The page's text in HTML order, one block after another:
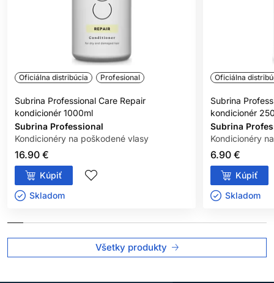
Oficiálna distribúcia Profesional
Subrina Professional Care Repair
kondicionér 1000ml
Subrina Professional
Kondicionéry na poškodené vlasy
16.90 €
Kúpiť
Skladom ㅤ
Oficiálna
Subrina
kondicionér
Subrina
Kondicionéry
6.90 €
Kúpiť
Skladom ㅤ
Všetky produkty